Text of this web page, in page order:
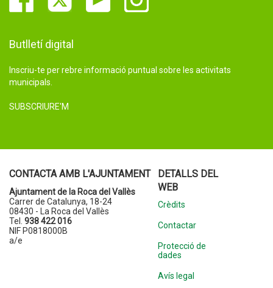
Butlletí digital
Inscriu-te per rebre informació puntual sobre les activitats
municipals.
SUBSCRIURE'M
CONTACTA AMB L'AJUNTAMENT
Ajuntament de la Roca del Vallès
Carrer de Catalunya, 18-24
08430 - La Roca del Vallès
Tel. 938 422 016
NIF P0818000B
a/e
DETALLS DEL
WEB
Crèdits
Contactar
Protecció de
dades
Avís legal